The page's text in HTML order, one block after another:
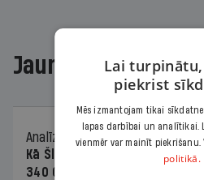
Jaunākajā žurnālā
Analīze
06.08.2026.
Kā Šlesera partija palika
340 000 vērtu reklāmas
Lai
piekrist
Mēs izmantojam tikai
lapas darbībai un analītikai.
vienmēr var mainīt piekrišanu.
politikā.